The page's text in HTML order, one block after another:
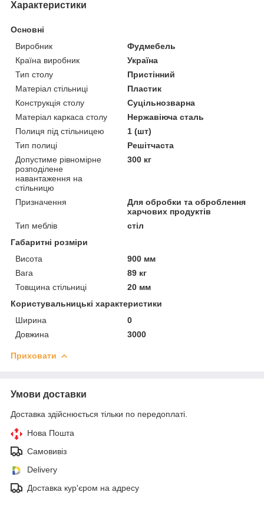
Характеристики
Основні
Виробник
Фудмебель
Країна виробник
Україна
Тип столу
Пристінний
Матеріал стільниці
Пластик
Конструкція столу
Суцільнозварна
Матеріал каркаса столу
Нержавіюча сталь
Полиця під стільницею
1 (шт)
Тип полиці
Решітчаста
Допустиме рівномірне
розподілене
навантаження на
стільницю
300 кг
Призначення
Для обробки та оброблення
харчових продуктів
Тип меблів
стіл
Габаритні розміри
Висота
900 мм
Вага
89 кг
Товщина стільниці
20 мм
Користувальницькі характеристики
Ширина
0
Довжина
3000
Приховати
Умови доставки
Доставка здійснюється тільки по передоплаті.
Нова Пошта
Самовивіз
Delivery
Доставка кур'єром на адресу